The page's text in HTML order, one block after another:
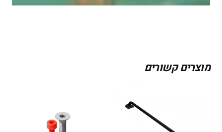
מוצרים קשורים